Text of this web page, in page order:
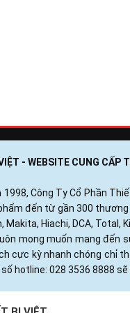
- WEBSITE CUNG CẤP
Công Ty Cổ Phần
đến từ gần 300
Makita, Hiachi, DCA,
mong muốn mang đến
cực kỳ nhanh chóng chỉ
hotline: 028 3536 8888